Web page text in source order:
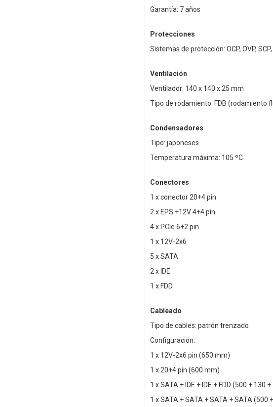
Garantía: 7 años
Protecciones
Sistemas de protección: OCP, OVP, SCP,
Ventilación
Ventilador: 140 x 140 x 25 mm
Tipo de rodamiento: FDB (rodamiento
Condensadores
Tipo: japoneses
Temperatura máxima: 105 ºC
Conectores
1 x conector 20+4 pin
2 x EPS +12V 4+4 pin
4 x PCIe 6+2 pin
1 x 12V-2x6
5 x SATA
2 x IDE
1 x FDD
Cableado
Tipo de cables: patrón trenzado
Configuración:
1 x 12V-2x6 pin (650 mm)
1 x 20+4 pin (600 mm)
1 x SATA + IDE + IDE + FDD (500 + 130
1 x SATA + SATA + SATA + SATA (500